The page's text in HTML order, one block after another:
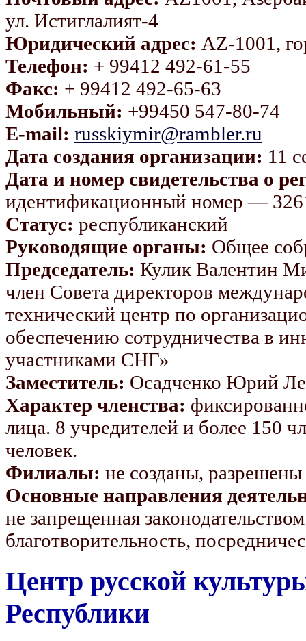
ул. Истиглалият-4
Юридический адрес: AZ-1001,
Телефон: + 99412 492-61-55
Факс: + 99412 492-65-63
Мобильный: +99450 547-80-74
E-mail: russkiymir@rambler.ru
Дата создания организации: 11
Дата и номер свидетельства о
идентификационный номер —
Статус: республиканский
Руководящие органы: Общее
Председатель: Кулик Валентин
член Совета директоров
технический центр по
обеспечению сотрудничества в
участниками СНГ»
Заместитель: Осадченко Юрий
Характер членства:
лица. 8 учредителей и более 150
человек.
Филиалы: не созданы, разрешены
Основные направления
не запрещенная
благотворительность,
Центр русской
Республики